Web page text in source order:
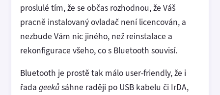
proslulé tím, že se občas rozhodnou, že Váš
pracně instalovaný ovladač není licencován, a
nezbude Vám nic jiného, než reinstalace a
rekonfigurace všeho, co s Bluetooth souvisí.
Bluetooth je prostě tak málo user-friendly, že i
řada geekůsáhne raději po USB kabelu či IrDA,